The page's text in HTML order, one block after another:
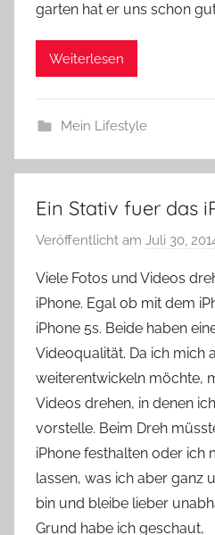
garten hat er uns schon
Weiterlesen
Mein Lifestyle
Ein Stativ fuer das
Veröffentlicht am Juli 30,
Viele Fotos und Videos
iPhone. Egal ob mit dem
iPhone 5s. Beide haben
Videoqualität. Da ich mich
weiterentwickeln möchte,
Videos drehen, in denen
vorstelle. Beim Dreh
iPhone festhalten oder ich
lassen, was ich aber ganz
bin und bleibe lieber
Grund habe ich geschaut,